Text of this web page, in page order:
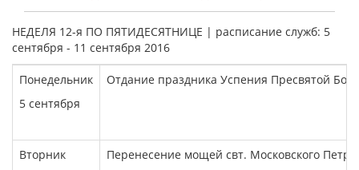
НЕДЕЛЯ 12-я ПО ПЯТИДЕСЯТНИЦЕ | расписание служб: 5
сентября - 11 сентября 2016
Понедельник
5 сентября
Отдание праздника Успения Пресвятой
Вторник
Перенесение мощей свт. Московского